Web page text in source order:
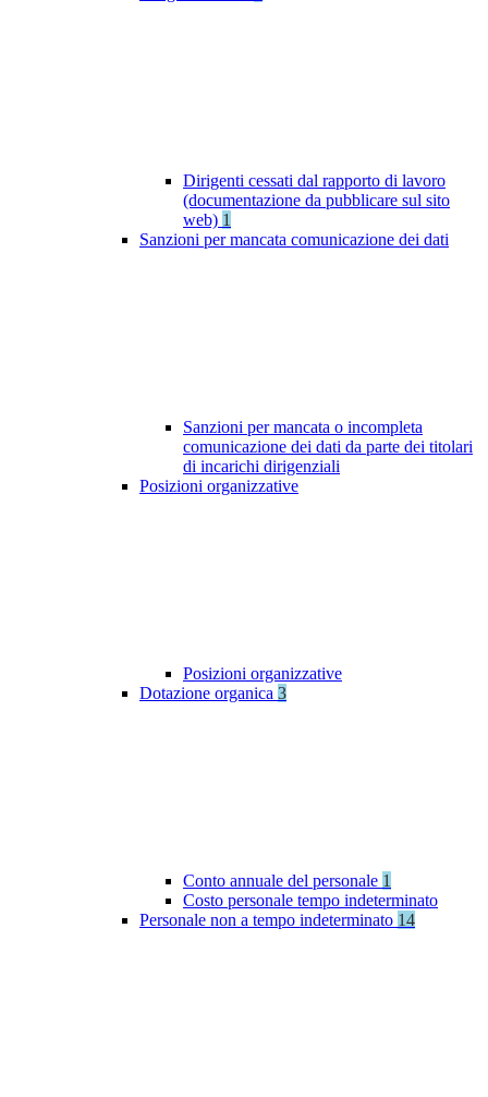
Dirigenti cessati dal rapporto di lavoro
(documentazione da pubblicare sul sito
web) 1
Sanzioni per mancata comunicazione dei dati
Sanzioni per mancata o incompleta
comunicazione dei dati da parte dei titolari
di incarichi dirigenziali
Posizioni organizzative
Posizioni organizzative
Dotazione organica 3
Conto annuale del personale 1
Costo personale tempo indeterminato
Personale non a tempo indeterminato 14